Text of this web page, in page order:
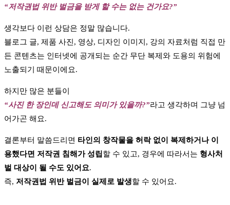
“저작권법 위반 벌금을 받게 할 수는 없는 건가요?”
생각보다 이런 상담은 정말 많습니다.
블로그 글, 제품 사진, 영상, 디자인 이미지, 강의 자료처럼 직접 만
든 콘텐츠는 인터넷에 공개되는 순간 무단 복제와 도용의 위험에
노출되기 때문이에요.
하지만 많은 분들이
“사진 한 장인데 신고해도 의미가 있을까?”라고 생각하며 그냥 넘
어가곤 해요.
결론부터 말씀드리면 타인의 창작물을 허락 없이 복제하거나 이
용했다면 저작권 침해가 성립할 수 있고, 경우에 따라서는 형사처
벌 대상이 될 수도 있어요.
즉, 저작권법 위반 벌금이 실제로 발생할 수 있어요.